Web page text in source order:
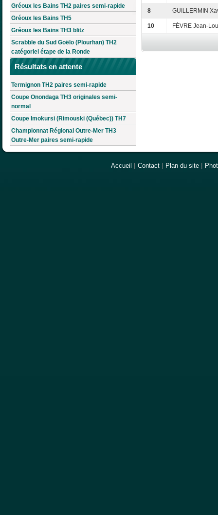
Gréoux les Bains TH2 paires semi-rapide
Gréoux les Bains TH5
Gréoux les Bains TH3 blitz
Scrabble du Sud Goëlo (Plourhan) TH2
catégoriel étape de la Ronde
Résultats en attente
Termignon TH2 paires semi-rapide
Coupe Onondaga TH3 originales semi-
normal
Coupe Imokursi (Rimouski (Québec)) TH7
Championnat Régional Outre-Mer TH3
Outre-Mer paires semi-rapide
8 GUILLERMIN
10 FÈVRE Jean-
Accueil Contact Plan du site